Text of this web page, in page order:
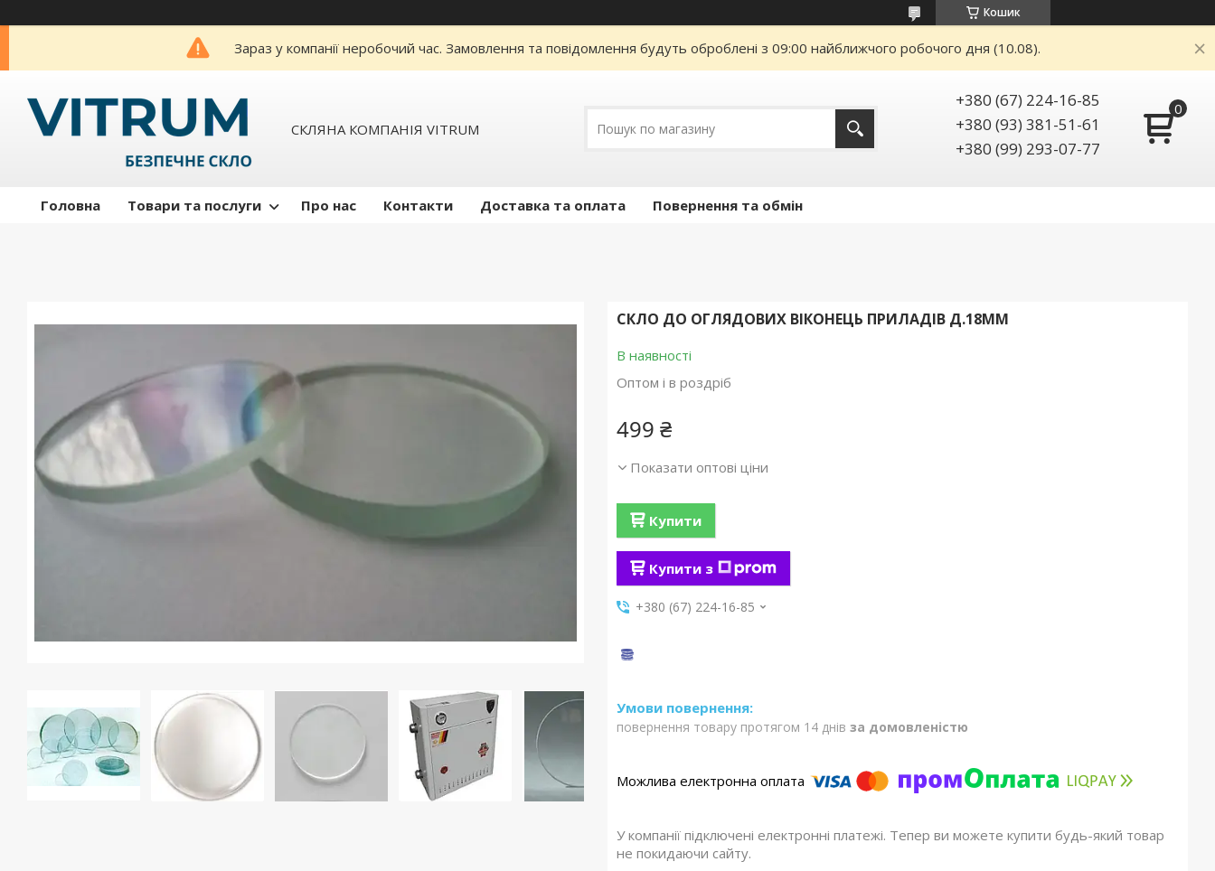
Кошик
Зараз у компанії неробочий час. Замовлення та повідомлення будуть оброблені з 09:00 найближчого робочого дня (10.08).
СКЛЯНА КОМПАНІЯ VITRUM
+380 (67) 224-16-85
+380 (93) 381-51-61
+380 (99) 293-07-77
Головна Товари та послуги Про нас Контакти Доставка та оплата Повернення та обмін
СКЛО ДО ОГЛЯДОВИХ ВІКОНЕЦЬ ПРИЛАДІВ Д.18ММ
В наявності
Оптом і в роздріб
499 ₴
Показати оптові ціни
Купити
Купити з
+380 (67) 224-16-85
повернення товару протягом 14 днів за домовленістю
У компанії підключені електронні платежі. Тепер ви можете купити будь-який товар
не покидаючи сайту.